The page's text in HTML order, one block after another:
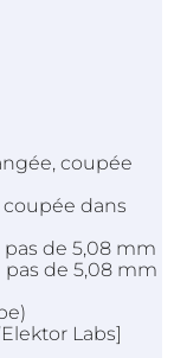
coupée
dans
pas de 5,08 mm
pas de 5,08 mm
Labs]